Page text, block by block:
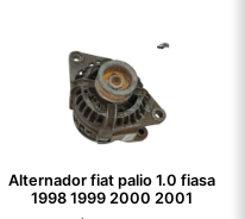
Alternador fiat palio 1.0 fiasa
1998 1999 2000 2001